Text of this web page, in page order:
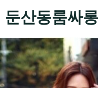
둔산동룸싸